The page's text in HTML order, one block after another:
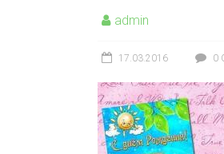
admin
17.03.2016 0